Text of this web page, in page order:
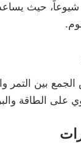
شيوعاً، حيث
بين التمر
على الطاقة